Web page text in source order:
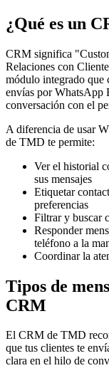
¿Qué es un
CRM significa
Relaciones con
módulo integrado que
envías por WhatsApp
conversación con el
A diferencia de usar
de TMD te permite:
Ver el historial
sus mensajes
Etiquetar
preferencias
Filtrar y buscar
Responder
teléfono a la
Coordinar la
Tipos de
CRM
El CRM de TMD
que tus clientes te
clara en el hilo de